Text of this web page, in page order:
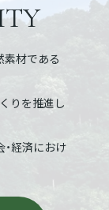
素材である
りを推進し
経済におけ